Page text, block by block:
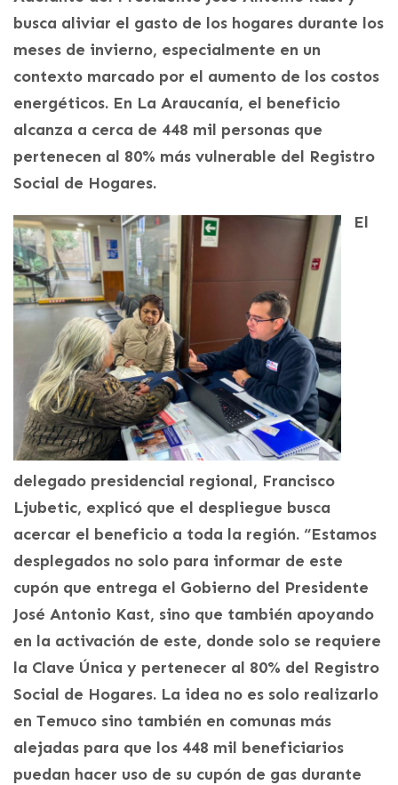
busca aliviar el gasto de los hogares durante los
meses de invierno, especialmente en un
contexto marcado por el aumento de los costos
energéticos. En La Araucanía, el beneficio
alcanza a cerca de 448 mil personas que
pertenecen al 80% más vulnerable del Registro
Social de Hogares.
El
delegado presidencial regional, Francisco
Ljubetic, explicó que el despliegue busca
acercar el beneficio a toda la región. “Estamos
desplegados no solo para informar de este
cupón que entrega el Gobierno del Presidente
José Antonio Kast, sino que también apoyando
en la activación de este, donde solo se requiere
la Clave Única y pertenecer al 80% del Registro
Social de Hogares. La idea no es solo realizarlo
en Temuco sino también en comunas más
alejadas para que los 448 mil beneficiarios
puedan hacer uso de su cupón de gas durante